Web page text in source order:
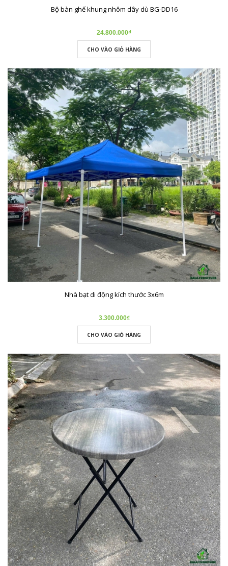
Bộ bàn ghế khung nhôm dây dù BG-DD16
24.800.000₫
CHO VÀO GIỎ HÀNG
Nhà bạt di động kích thước 3x6m
3.300.000₫
CHO VÀO GIỎ HÀNG